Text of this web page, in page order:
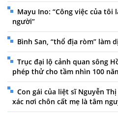
Mayu Ino: “Công việc của
người”
Bình San, “thổ địa ròm” làm
Trục đại lộ cảnh quan sông
phép thử cho tầm nhìn 100
Con gái của liệt sĩ Nguyễn
xác nơi chôn cất mẹ là tâm